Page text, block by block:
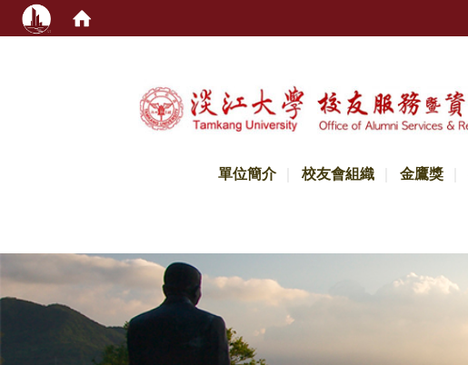
單位簡介 校友會組織 金鷹獎